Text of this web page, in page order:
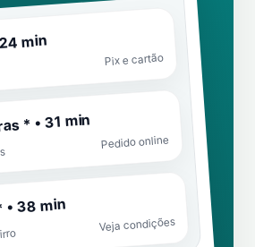
min
Pix e cartão
* • 31 min
Pedido online
38 min
Veja condições